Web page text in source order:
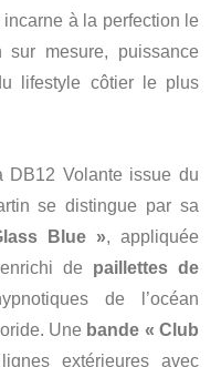
à la perfection le
sur mesure, puissance
lifestyle côtier le plus
DB12 Volante issue du
se distingue par sa
Blue », appliquée
de paillettes de
de l’océan
Une bande « Club
extérieures avec